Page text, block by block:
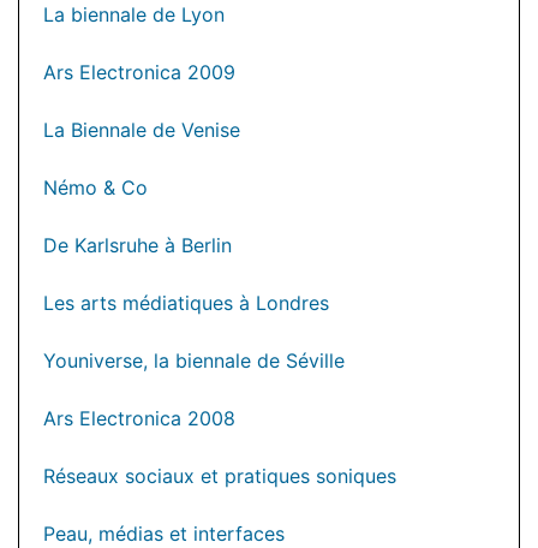
La biennale de Lyon
Ars Electronica 2009
La Biennale de Venise
Némo & Co
De Karlsruhe à Berlin
Les arts médiatiques à Londres
Youniverse, la biennale de Séville
Ars Electronica 2008
Réseaux sociaux et pratiques soniques
Peau, médias et interfaces